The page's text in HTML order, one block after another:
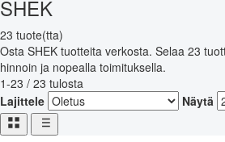
SHEK
23 tuote(tta)
Osta SHEK tuotteita verkosta. Selaa 23
hinnoin ja nopealla toimituksella.
1-23 / 23 tulosta
Lajittele
Näytä